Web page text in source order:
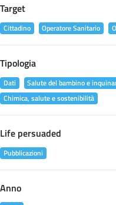
Target
Cittadino Operatore Sanitario
Tipologia
Dati
Salute del bambino e
Chimica, salute e sostenibilità
Life persuaded
Pubblicazioni
Anno